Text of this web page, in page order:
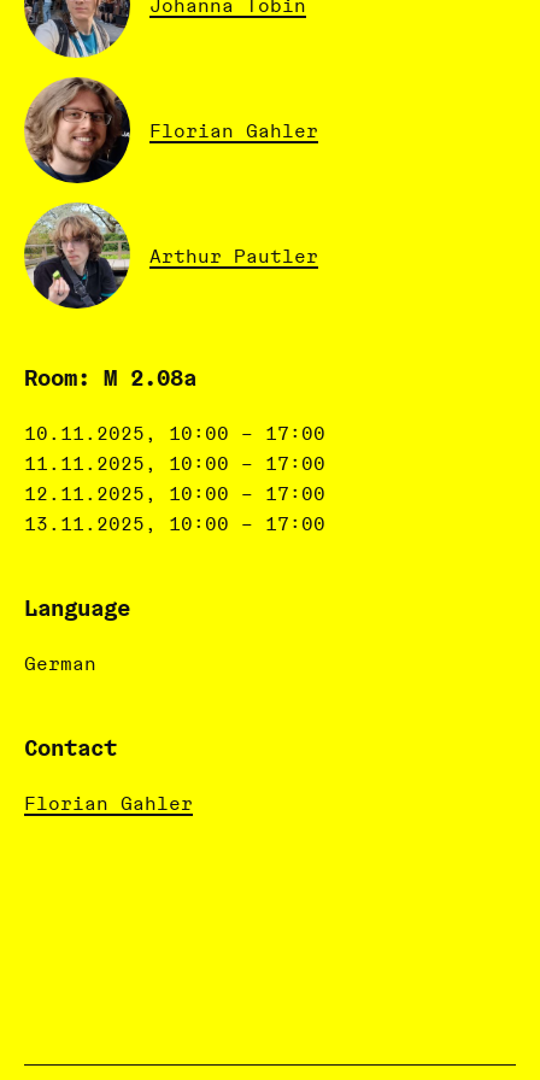
Johanna Tobin
Florian Gahler
Arthur Pautler
Room: M 2.08a
10.11.2025, 10:00 – 17:00
11.11.2025, 10:00 – 17:00
12.11.2025, 10:00 – 17:00
13.11.2025, 10:00 – 17:00
Language
German
Contact
Florian Gahler